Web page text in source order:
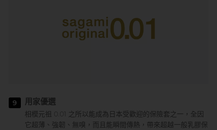
9 用家優選
相模元祖 0.01 之所以能成為日本受歡迎的保險套之一，全因
它超薄、強韌、無嗅，而且能瞬間傳熱，帶來超越一般乳膠保